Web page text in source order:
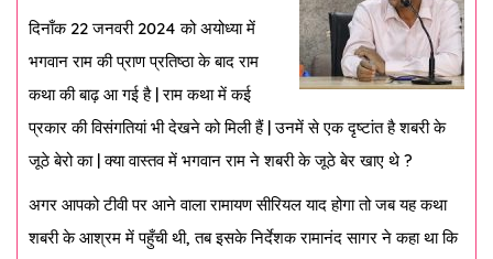
दिनाँक 22 जनवरी 2024 को अयोध्या में
भगवान राम की प्राण प्रतिष्ठा के बाद राम
कथा की बाढ़ आ गई है | राम कथा में कई
प्रकार की विसंगतियां भी देखने को मिली हैं | उनमें से एक दृष्टांत है शबरी के
जूठे बेरो का | क्या वास्तव में भगवान राम ने शबरी के जूठे बेर खाए थे ?
अगर आपको टीवी पर आने वाला रामायण सीरियल याद होगा तो जब यह कथा
शबरी के आश्रम में पहुँची थी, तब इसके निर्देशक रामानंद सागर ने कहा था कि